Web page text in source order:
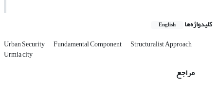
کلیدواژه‌ها English
Urban Security Fundamental Component Structuralist Approach
Urmia city
مراجع